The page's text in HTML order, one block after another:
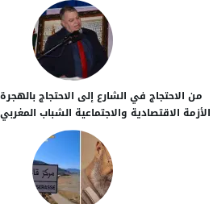
من الاحتجاج في الشارع إلى الاحتجاج
الأزمة الاقتصادية والاجتماعية الشباب
بدائل خارج الوطن؟